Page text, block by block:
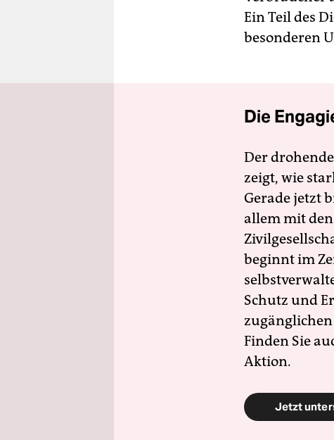
Ein Teil des
besonderen
Die
Der
zeigt, wie
Gerade jetzt
allem mit
beginnt im
Schutz und
Finden Sie
Aktion.
Jetzt